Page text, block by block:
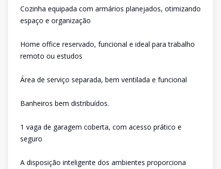
Cozinha equipada com armários planejados, otimizando
espaço e organização
Home office reservado, funcional e ideal para trabalho
remoto ou estudos
Área de serviço separada, bem ventilada e funcional
Banheiros bem distribuídos.
1 vaga de garagem coberta, com acesso prático e
seguro
A disposição inteligente dos ambientes proporciona